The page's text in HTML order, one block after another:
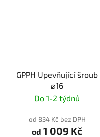
GPPH Upevňující šroub
⌀16
Do 1-2 týdnů
od 834 Kč bez DPH
od 1 009 Kč